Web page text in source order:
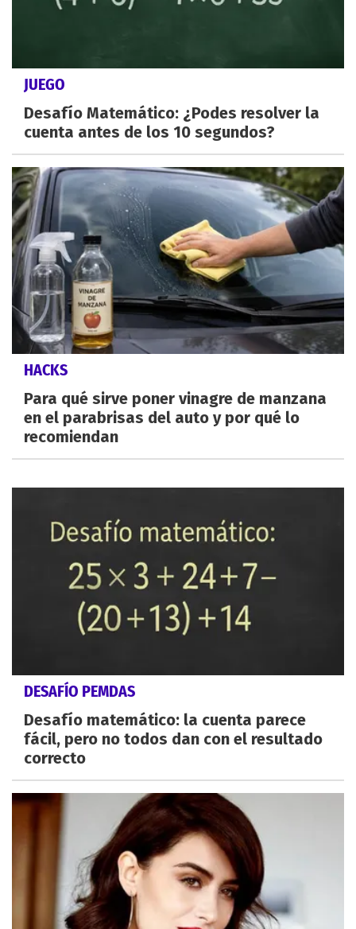
JUEGO
Desafío Matemático: ¿Podes resolver la
cuenta antes de los 10 segundos?
HACKS
Para qué sirve poner vinagre de manzana
en el parabrisas del auto y por qué lo
recomiendan
DESAFÍO PEMDAS
Desafío matemático: la cuenta parece
fácil, pero no todos dan con el resultado
correcto